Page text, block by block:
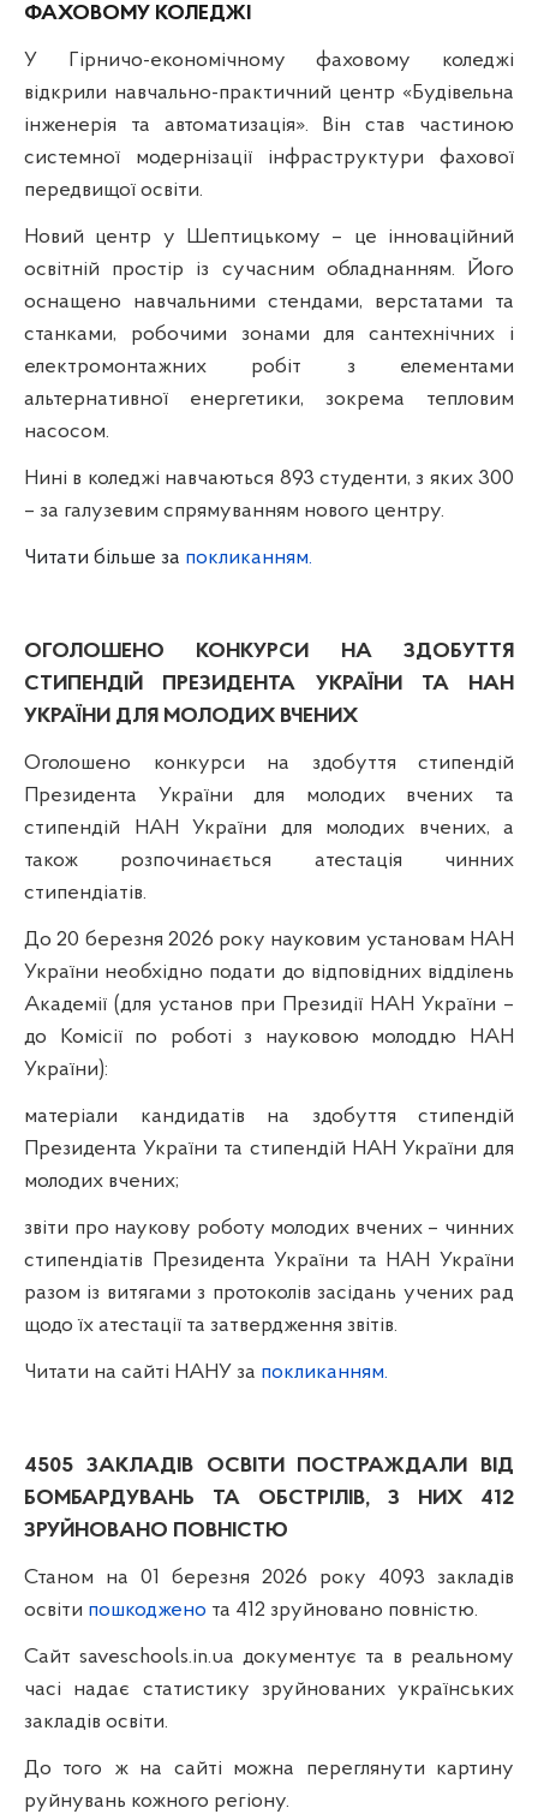
ФАХОВОМУ КОЛЕДЖІ
У Гірничо-економічному фаховому коледжі
відкрили навчально-практичний центр «Будівельна
інженерія та автоматизація». Він став частиною
системної модернізації інфраструктури фахової
передвищої освіти.
Новий центр у Шептицькому – це інноваційний
освітній простір із сучасним обладнанням. Його
оснащено навчальними стендами, верстатами та
станками, робочими зонами для сантехнічних і
електромонтажних робіт з елементами
альтернативної енергетики, зокрема тепловим
насосом.
Нині в коледжі навчаються 893 студенти, з яких 300
– за галузевим спрямуванням нового центру.
Читати більше за покликанням.
ОГОЛОШЕНО КОНКУРСИ НА ЗДОБУТТЯ
СТИПЕНДІЙ ПРЕЗИДЕНТА УКРАЇНИ ТА НАН
УКРАЇНИ ДЛЯ МОЛОДИХ ВЧЕНИХ
Оголошено конкурси на здобуття стипендій
Президента України для молодих вчених та
стипендій НАН України для молодих вчених, а
також розпочинається атестація чинних
стипендіатів.
До 20 березня 2026 року науковим установам НАН
України необхідно подати до відповідних відділень
Академії (для установ при Президії НАН України –
до Комісії по роботі з науковою молоддю НАН
України):
матеріали кандидатів на здобуття стипендій
Президента України та стипендій НАН України для
молодих вчених;
звіти про наукову роботу молодих вчених – чинних
стипендіатів Президента України та НАН України
разом із витягами з протоколів засідань учених рад
щодо їх атестації та затвердження звітів.
Читати на сайті НАНУ за покликанням.
4505 ЗАКЛАДІВ ОСВІТИ
ПОСТРАЖДАЛИ ВІД
БОМБАРДУВАНЬ ТА ОБСТРІЛІВ, З НИХ 412
ЗРУЙНОВАНО ПОВНІСТЮ
Станом на 01 березня 2026 року 4093 закладів
освіти пошкоджено та 412 зруйновано повністю.
Сайт saveschools.in.ua документує та в реальному
часі надає статистику зруйнованих українських
закладів освіти.
До того ж на сайті можна переглянути картину
руйнувань кожного регіону.